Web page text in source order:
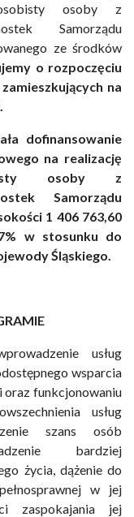
osoby z
Samorządu
ze środków
o rozpoczęciu
zamieszkujących na
dofinansowanie
na realizację
osoby z
Samorządu
1 406 763,60
w stosunku do
Śląskiego.
usług
wsparcia
oraz funkcjonowaniu
usług
szans osób
bardziej
życia, dążenie do
w jej
zaspokajania jej